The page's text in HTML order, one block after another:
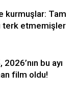
kurmuşlar: Tam
terk etmemişler
bu ayı
film oldu!